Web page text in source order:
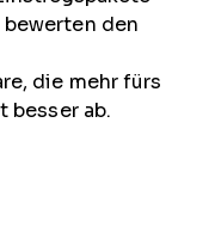
den
die mehr fürs
besser ab.